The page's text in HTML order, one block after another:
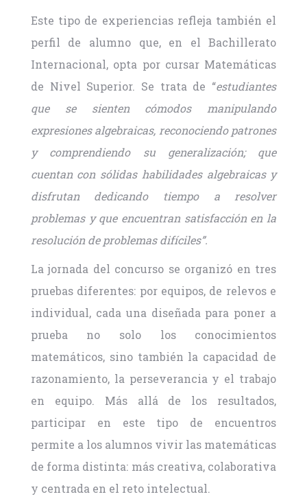
Este tipo de experiencias refleja también el
perfil de alumno que, en el Bachillerato
Internacional, opta por cursar Matemáticas
de Nivel Superior. Se trata de “estudiantes
que se sienten cómodos manipulando
expresiones algebraicas, reconociendo patrones
y comprendiendo su generalización; que
cuentan con sólidas habilidades algebraicas y
disfrutan dedicando tiempo a resolver
problemas y que encuentran satisfacción en la
resolución de problemas difíciles”.
La jornada del concurso se organizó en tres
pruebas diferentes: por equipos, de relevos e
individual, cada una diseñada para poner a
prueba no solo los conocimientos
matemáticos, sino también la capacidad de
razonamiento, la perseverancia y el trabajo
en equipo. Más allá de los resultados,
participar en este tipo de encuentros
permite a los alumnos vivir las matemáticas
de forma distinta: más creativa, colaborativa
y centrada en el reto intelectual.